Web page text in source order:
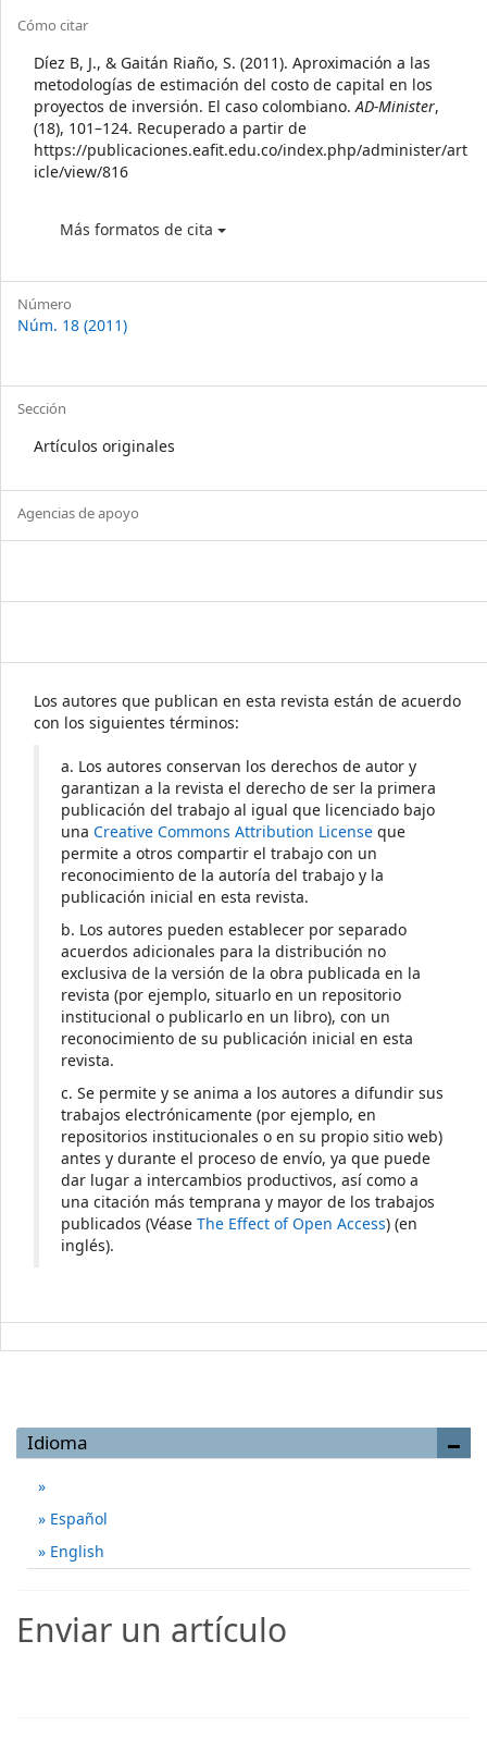
Article
Details
Cómo citar
Díez B, J., & Gaitán Riaño, S. (2011). Aproximación a las
metodologías de estimación del costo de capital en los
proyectos de inversión. El caso colombiano.AD-Minister,
(18), 101–124. Recuperado a partir de
https://publicaciones.eafit.edu.co/index.php/administer/art
icle/view/816
Más formatos de cita
Número
Núm. 18 (2011)
Sección
Artículos originales
Agencias de apoyo
Los autores que publican en esta revista están de acuerdo
con los siguientes términos:
a. Los autores conservan los derechos de autor y
garantizan a la revista el derecho de ser la primera
publicación del trabajo al igual que licenciado bajo
una Creative Commons Attribution License que
permite a otros compartir el trabajo con un
reconocimiento de la autoría del trabajo y la
publicación inicial en esta revista.
b. Los autores pueden establecer por separado
acuerdos adicionales para la distribución no
exclusiva de la versión de la obra publicada en la
revista (por ejemplo, situarlo en un repositorio
institucional o publicarlo en un libro), con un
reconocimiento de su publicación inicial en esta
revista.
c. Se permite y se anima a los autores a difundir sus
trabajos electrónicamente (por ejemplo, en
repositorios institucionales o en su propio sitio web)
antes y durante el proceso de envío, ya que puede
dar lugar a intercambios productivos, así como a
una citación más temprana y mayor de los trabajos
publicados (Véase The Effect of Open Access) (en
inglés).
Idioma
Español
English
Enviar un artículo